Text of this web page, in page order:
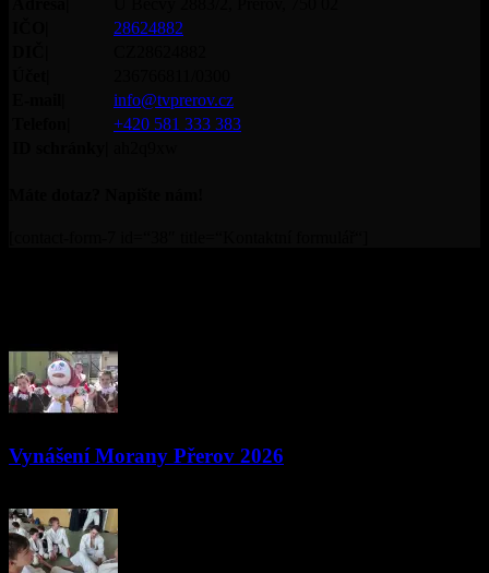
28624882
info@tvprerov.cz
+420 581 333 383
Vynášení Morany Přerov 2026